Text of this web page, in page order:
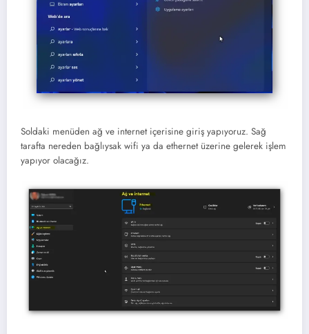
Soldaki menüden ağ ve internet içerisine giriş yapıyoruz. Sağ
tarafta nereden bağlıysak wifi ya da ethernet üzerine gelerek işlem
yapıyor olacağız.